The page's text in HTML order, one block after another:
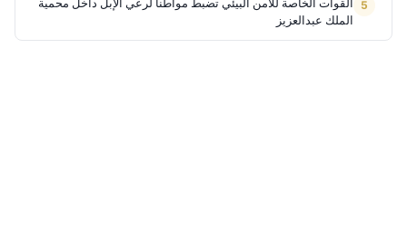
الملك عبدالعزيز